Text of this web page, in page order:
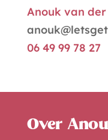
Anouk van
06 49 99 78 27
Over